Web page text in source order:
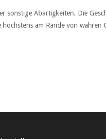
sonstige Abartigkeiten. Die
am Rande von wahren